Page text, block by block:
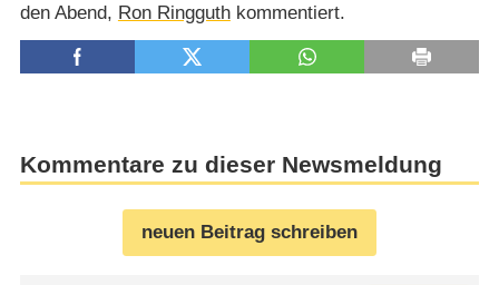
den Abend, Ron Ringguthkommentiert.
Kommentare zu dieser Newsmeldung
neuen Beitrag schreiben